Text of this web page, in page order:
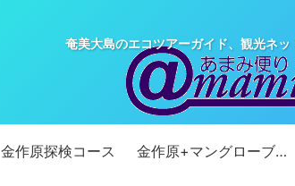
奄美大島のエコツアーガイド、観光ネッ
金作原探検コース 金作原+マングローブカヌーコース